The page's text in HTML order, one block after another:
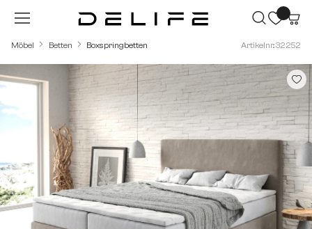
Zum Hauptinhalt springen
Möbel Betten Boxspringbetten Artikelnr.: 32252
Bildergalerie überspringen